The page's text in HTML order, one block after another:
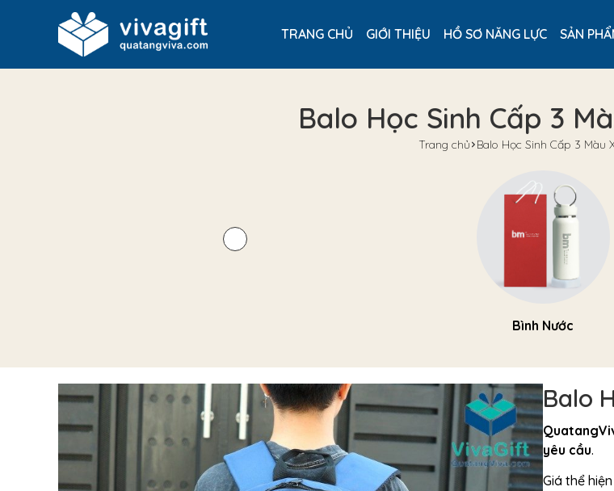
TRANG CHỦ GIỚI THIỆU HỒ SƠ NĂNG LỰC SẢN
Balo Học Sinh Cấp 3
Trang chủ Balo Học Sinh Cấp 3 Màu
Bình Nước
Balo
yêu cầu.
Giá thể